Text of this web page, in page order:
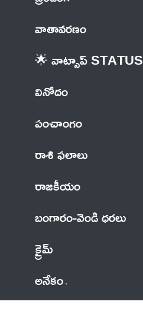
వాతావరణం
🌟 వాట్సాప్ STATUS
వినోదం
పంచాంగం
రాశి ఫలాలు
రాజకీయం
బంగారం-వెండి ధరలు
క్రైమ్
అనేకం